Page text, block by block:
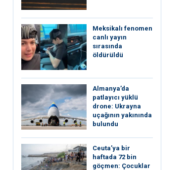
Meksikalı fenomen
canlı yayın
sırasında
öldürüldü
Almanya’da
patlayıcı yüklü
drone: Ukrayna
uçağının yakınında
bulundu
Ceuta’ya bir
haftada 72 bin
göçmen: Çocuklar